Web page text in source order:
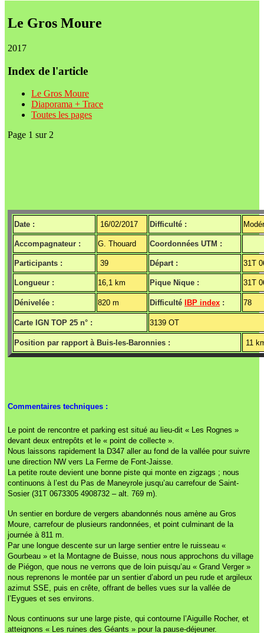
Le Gros Moure
2017
Index de l'article
Le Gros Moure
Diaporama + Trace
Toutes les pages
Page 1 sur 2
Date : 16/02/2017 Difficulté :
Accompagnateur : G. Thouard Coordonnées UTM :
Participants : 39 Départ : 31T
Longueur : 16,1 km Pique Nique : 31T
Dénivelée : 820 m Difficulté IBP index : 78
Carte IGN TOP 25 n° : 3139 OT
Position par rapport à Buis-les-Baronnies : 11
Commentaires techniques :
Le point de rencontre et parking est situé au lieu-dit « Les Rognes »
devant deux entrepôts et le « point de collecte ».
Nous laissons rapidement la D347 aller au fond de la vallée pour suivre
une direction NW vers La Ferme de Font-Jaisse.
La petite route devient une bonne piste qui monte en zigzags ; nous
continuons à l’est du Pas de Maneyrole jusqu’au carrefour de Saint-
Sosier (31T 0673305 4908732 – alt. 769 m).
Un sentier en bordure de vergers abandonnés nous amène au Gros
Moure, carrefour de plusieurs randonnées, et point culminant de la
journée à 811 m.
Par une longue descente sur un large sentier entre le ruisseau «
Gourbeau » et la Montagne de Buisse, nous nous approchons du village
de Piégon, que nous ne verrons que de loin puisqu’au « Grand Verger »
nous reprenons le montée par un sentier d’abord un peu rude et argileux
azimut SSE, puis en crête, offrant de belles vues sur la vallée de
l’Eygues et ses environs.
Nous continuons sur une large piste, qui contourne l’Aiguille Rocher, et
atteignons « Les ruines des Géants » pour la pause-déjeuner.